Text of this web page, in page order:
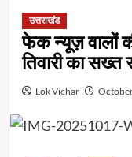
उत्तराखंड
फेक न्यूज़ वालों
तिवारी का
Lok Vichar